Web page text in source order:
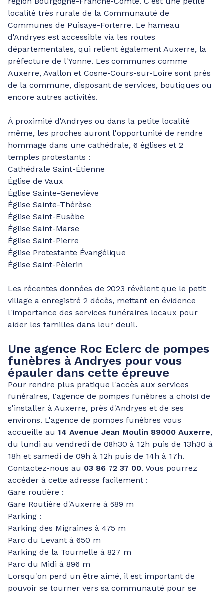
localité très rurale de la Communauté de
Communes de Puisaye-Forterre. Le hameau
d'Andryes est accessible via les routes
départementales, qui relient également Auxerre, la
préfecture de l'Yonne. Les communes comme
Auxerre, Avallon et Cosne-Cours-sur-Loire sont près
de la commune, disposant de services, boutiques ou
encore autres activités.
À proximité d'Andryes ou dans la petite localité
même, les proches auront l'opportunité de rendre
hommage dans une cathédrale, 6 églises et 2
temples protestants :
Cathédrale Saint-Étienne
Église de Vaux
Église Sainte-Geneviève
Église Sainte-Thérèse
Église Saint-Eusèbe
Église Saint-Marse
Église Saint-Pierre
Église Protestante Évangélique
Église Saint-Pèlerin
Les récentes données de 2023 révèlent que le petit
village a enregistré 2 décès, mettant en évidence
l'importance des services funéraires locaux pour
aider les familles dans leur deuil.
Une agence Roc Eclerc de pompes
funèbres à Andryes pour vous
épauler dans cette épreuve
Pour rendre plus pratique l'accès aux services
funéraires, l'agence de pompes funèbres a choisi de
s'installer à Auxerre, près d'Andryes et de ses
environs. L'agence de pompes funèbres vous
accueille au 14 Avenue Jean Moulin 89000 Auxerre,
du lundi au vendredi de 08h30 à 12h puis de 13h30 à
18h et samedi de 09h à 12h puis de 14h à 17h.
Contactez-nous au 03 86 72 37 00. Vous pourrez
accéder à cette adresse facilement :
Gare routière :
Gare Routière d'Auxerre à 689 m
Parking :
Parking des Migraines à 475 m
Parc du Levant à 650 m
Parking de la Tournelle à 827 m
Parc du Midi à 896 m
Lorsqu'on perd un être aimé, il est important de
pouvoir se tourner vers sa communauté pour se